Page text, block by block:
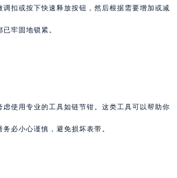
扣或按下快速释放按钮，然后根据需要增加或减
牢固地锁紧。
使用专业的工具如链节钳。这类工具可以帮助你
必小心谨慎，避免损坏表带。